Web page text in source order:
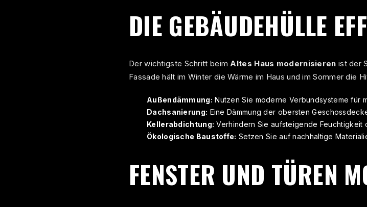
DIE GEBÄUDEHÜLLE
Der wichtigste Schritt beimAltes Haus modernisieren ist der
Fassade hält im Winter die Wärme im Haus und im Sommer die
Außendämmung: Nutzen Sie moderne Verbundsysteme für
Dachsanierung: Eine Dämmung der obersten
Kellerabdichtung: Verhindern Sie aufsteigende Feuchtigkeit
Ökologische Baustoffe: Setzen Sie auf nachhaltige
FENSTER UND TÜREN